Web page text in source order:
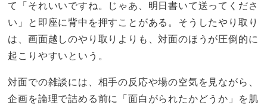
て「それいいですね。じゃあ、明日書いて送ってくださ
い」と即座に背中を押すことがある。そうしたやり取り
は、画面越しのやり取りよりも、対面のほうが圧倒的に
起こりやすいという。
対面での雑談には、相手の反応や場の空気を見ながら、
企画を論理で詰める前に「面白がられたかどうか」を肌